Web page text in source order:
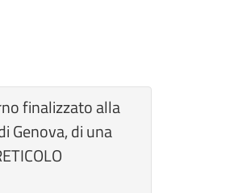
finalizzato alla
Genova, di una